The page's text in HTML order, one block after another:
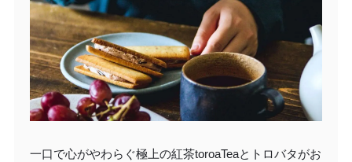
一口で心がやわらぐ極上の紅茶toroaTeaとトロバタがお